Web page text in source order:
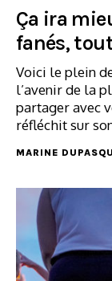
Ça ira
fanés,
Voici le plein
l’avenir de la
partager avec
réfléchit sur
MARINE